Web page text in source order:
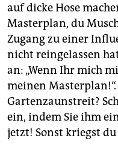
auf dicke Hose
Masterplan, du
Zugang zu einer
nicht reingelassen
an: „Wenn Ihr mich
meinen
Gartenzaunstreit?
ein, indem Sie ihm
jetzt! Sonst kriegst